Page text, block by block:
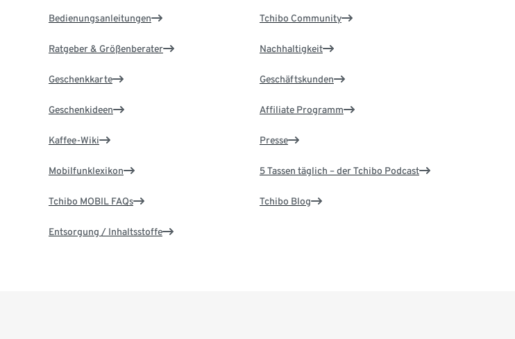
Bedienungsanleitungen
Ratgeber & Größenberater
Geschenkkarte
Geschenkideen
Kaffee-Wiki
Mobilfunklexikon
Tchibo MOBIL FAQs
Entsorgung / Inhaltsstoffe
Tchibo Community
Nachhaltigkeit
Geschäftskunden
Affiliate Programm
Presse
5 Tassen täglich – der Tchibo Podcast
Tchibo Blog